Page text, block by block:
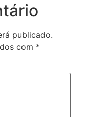
publicado.
com *